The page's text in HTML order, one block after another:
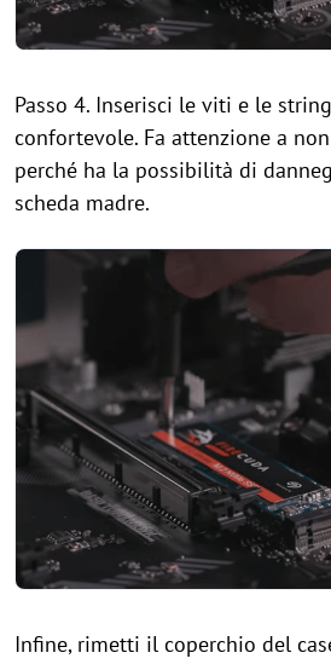
Passo 4. Inserisci le viti e le
confortevole. Fa attenzione a
perché ha la possibilità di
scheda madre.
Infine, rimetti il coperchio del